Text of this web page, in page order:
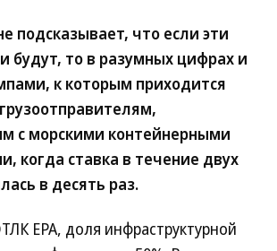
подсказывает, что если эти
будут, то в разумных цифрах и
к которым приходится
с морскими контейнерными
когда ставка в течение двух
в десять раз.
ЕРА, доля инфраструктурной